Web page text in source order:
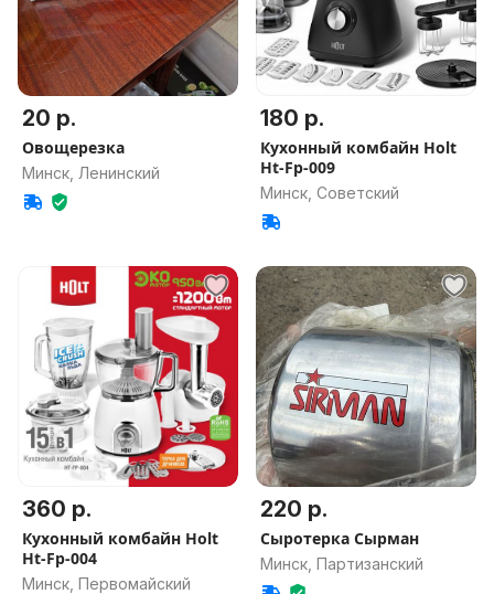
20 р.
Овощерезка
Минск, Ленинский
180 р.
Кухонный комбайн Holt
Ht-Fp-009
Минск, Советский
360 р.
Кухонный комбайн Holt
Ht-Fp-004
Минск, Первомайский
220 р.
Сыротерка Сырман
Минск, Партизанский